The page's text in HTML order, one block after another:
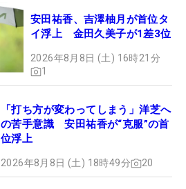
安田祐香、吉澤柚月が首位タ
イ浮上 金田久美子が1差3位
2026年8月8日 (土) 16時21分
1
「打ち方が変わってしまう」洋芝へ
の苦手意識 安田祐香が“克服”の首
位浮上
2026年8月8日 (土) 18時49分 20